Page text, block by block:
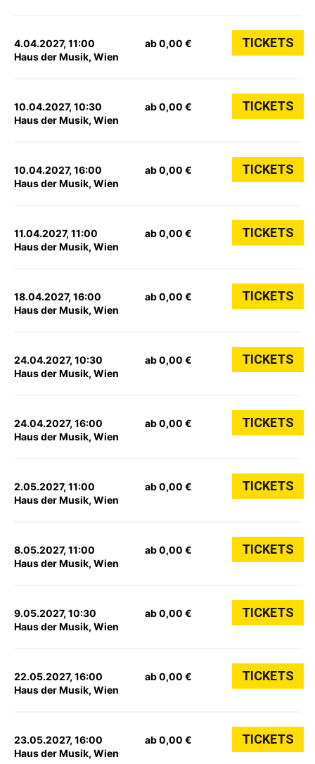
4.04.2027, 11:00
Haus der Musik, Wien
ab 0,00 € TICKETS
10.04.2027, 10:30
Haus der Musik, Wien
ab 0,00 € TICKETS
10.04.2027, 16:00
Haus der Musik, Wien
ab 0,00 € TICKETS
11.04.2027, 11:00
Haus der Musik, Wien
ab 0,00 € TICKETS
18.04.2027, 16:00
Haus der Musik, Wien
ab 0,00 € TICKETS
24.04.2027, 10:30
Haus der Musik, Wien
ab 0,00 € TICKETS
24.04.2027, 16:00
Haus der Musik, Wien
ab 0,00 € TICKETS
2.05.2027, 11:00
Haus der Musik, Wien
ab 0,00 € TICKETS
8.05.2027, 11:00
Haus der Musik, Wien
ab 0,00 € TICKETS
9.05.2027, 10:30
Haus der Musik, Wien
ab 0,00 € TICKETS
22.05.2027, 16:00
Haus der Musik, Wien
ab 0,00 € TICKETS
23.05.2027, 16:00
Haus der Musik, Wien
ab 0,00 € TICKETS